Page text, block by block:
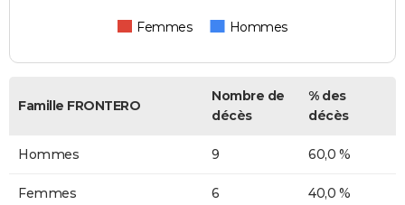
Femmes Hommes
Famille FRONTERO
Nombre de
décès
% des
décès
Hommes 9 60,0 %
Femmes 6 40,0 %